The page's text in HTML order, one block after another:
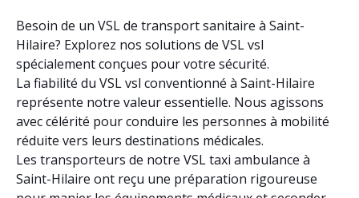
Besoin de un VSL de transport sanitaire à Saint-
Hilaire? Explorez nos solutions de VSL vsl
spécialement conçues pour votre sécurité.
La fiabilité du VSL vsl conventionné à Saint-Hilaire
représente notre valeur essentielle. Nous agissons
avec célérité pour conduire les personnes à mobilité
réduite vers leurs destinations médicales.
Les transporteurs de notre VSL taxi ambulance à
Saint-Hilaire ont reçu une préparation rigoureuse